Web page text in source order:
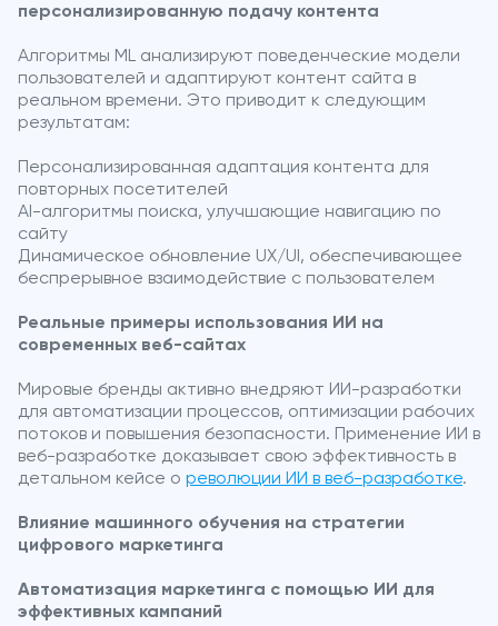
персонализированную подачу контента
Алгоритмы ML анализируют поведенческие модели
пользователей и адаптируют контент сайта в
реальном времени. Это приводит к следующим
результатам:
Персонализированная адаптация контента для
повторных посетителей
AI-алгоритмы поиска, улучшающие навигацию по
сайту
Динамическое обновление UX/UI, обеспечивающее
беспрерывное взаимодействие с пользователем
Реальные примеры использования ИИ на
современных веб-сайтах
Мировые бренды активно внедряют ИИ-разработки
для автоматизации процессов, оптимизации рабочих
потоков и повышения безопасности. Применение ИИ в
веб-разработке доказывает свою эффективность в
детальном кейсе о революции ИИ в веб-разработке.
Влияние машинного обучения на стратегии
цифрового маркетинга
Автоматизация маркетинга с помощью ИИ для
эффективных кампаний